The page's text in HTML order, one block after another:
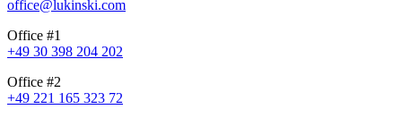
office@lukinski.com
Office #1
+49 30 398 204 202
Office #2
+49 221 165 323 72